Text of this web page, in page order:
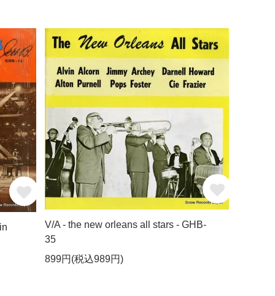
V/A - the new orleans all stars - GHB-
35
899円(税込989円)